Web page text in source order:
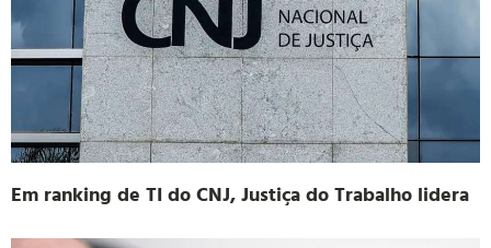
Em ranking de TI do CNJ, Justiça do Trabalho lidera